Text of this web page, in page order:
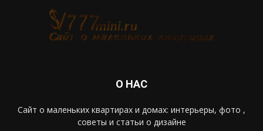
О НАС
Сайт о маленьких квартирах и домах: интерьеры, фото ,
советы и статьи о дизайне